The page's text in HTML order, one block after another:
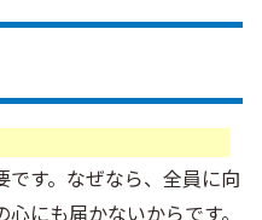
です。なぜなら、全員に向
にも届かないからです。